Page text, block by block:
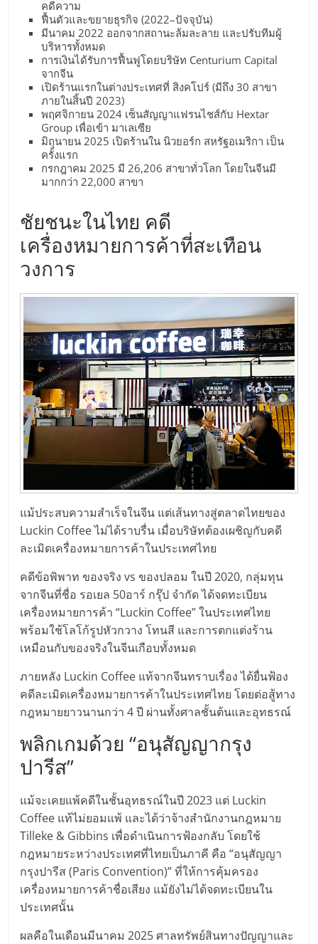
เปิด
ร้าน
ปรึกษา
ฟรี,
บริการ
พัฒนา
ระบบ
แฟ
รน
ไชส์"
"ศูนย์
รวม
ข้อมูล
ธุรกิจ
SME
ThaiSMEsCenter,
รวม
ธุรกิจ
มอี
ไทย,
SMEs,
แฟ
รน
ไชส์,
ปรึกษา
รน
ไชส์,
รวม
แฟ
รน
ไชส์
ขาย
แฟ
รน
คดีความ
ฟื้นตัวและขยายธุรกิจ (2022–ปัจจุบัน)
มีนาคม 2022 ออกจากสถานะล้มละลาย และปรับทีมผู้
บริหารทั้งหมด
การเงินได้รับการฟื้นฟูโดยบริษัท Centurium Capital
จากจีน
เปิดร้านแรกในต่างประเทศที่ สิงคโปร์ (มีถึง 30 สาขา
ภายในสิ้นปี 2023)
พฤศจิกายน 2024 เซ็นสัญญาแฟรนไชส์กับ Hextar
Group เพื่อเข้า มาเลเซีย
มิถุนายน 2025 เปิดร้านใน นิวยอร์ก สหรัฐอเมริกา เป็น
ครั้งแรก
กรกฎาคม 2025 มี 26,206 สาขาทั่วโลก โดยในจีนมี
มากกว่า 22,000 สาขา
ชัยชนะในไทย คดี
เครื่องหมายการค้าที่สะเทือน
วงการ
แม้ประสบความสำเร็จในจีน แต่เส้นทางสู่ตลาดไทยของ
Luckin Coffee ไม่ได้ราบรื่น เมื่อบริษัทต้องเผชิญกับคดี
ละเมิดเครื่องหมายการค้าในประเทศไทย
คดีข้อพิพาท ของจริง vs ของปลอม ในปี 2020, กลุ่มทุน
จากจีนที่ชื่อ รอเยล 50อาร์ กรุ๊ป จำกัด ได้จดทะเบียน
เครื่องหมายการค้า “Luckin Coffee” ในประเทศไทย
พร้อมใช้โลโก้รูปหัวกวาง โทนสี และการตกแต่งร้าน
เหมือนกับของจริงในจีนเกือบทั้งหมด
ภายหลัง Luckin Coffee แท้จากจีนทราบเรื่อง ได้ยื่นฟ้อง
คดีละเมิดเครื่องหมายการค้าในประเทศไทย โดยต่อสู้ทาง
กฎหมายยาวนานกว่า 4 ปี ผ่านทั้งศาลชั้นต้นและอุทธรณ์
พลิกเกมด้วย “อนุสัญญากรุง
ปารีส”
แม้จะเคยแพ้คดีในชั้นอุทธรณ์ในปี 2023 แต่ Luckin
Coffee แท้ไม่ยอมแพ้ และได้ว่าจ้างสำนักงานกฎหมาย
Tilleke & Gibbins เพื่อดำเนินการฟ้องกลับ โดยใช้
กฎหมายระหว่างประเทศที่ไทยเป็นภาคี คือ “อนุสัญญา
กรุงปารีส (Paris Convention)” ที่ให้การคุ้มครอง
เครื่องหมายการค้าชื่อเสียง แม้ยังไม่ได้จดทะเบียนใน
ประเทศนั้น
ผลคือในเดือนมีนาคม 2025 ศาลทรัพย์สินทางปัญญาและ